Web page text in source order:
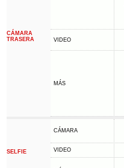
CÁMARA
TRASERA
VIDEO
MÁS
SELFIE
CÁMARA
VIDEO